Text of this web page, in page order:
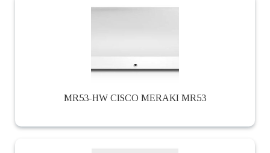
MR53-HW CISCO MERAKI MR53